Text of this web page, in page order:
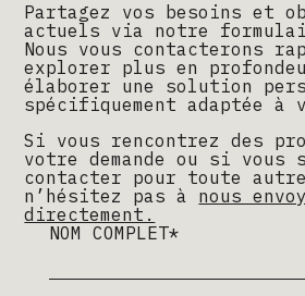
Partagez vos besoins et
actuels via notre
Nous vous contacterons
explorer plus en
élaborer une solution
spécifiquement adaptée à
Si vous rencontrez des
votre demande ou si vous
contacter pour toute
n’hésitez pas à nous
directement.
NOM COMPLET*